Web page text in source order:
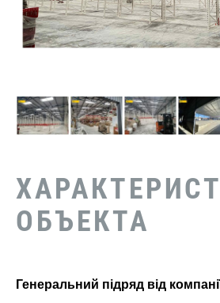
ОБЪЕКТА
Генеральний підряд від